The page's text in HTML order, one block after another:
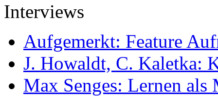
Interviews
Aufgemerkt: Feature
J. Howaldt, C. Kaletka:
Max Senges: Lernen als